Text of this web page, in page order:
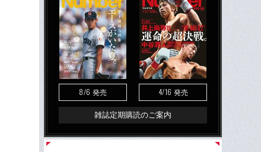
8/6 発売 4/16 発売
雑誌定期購読のご案内